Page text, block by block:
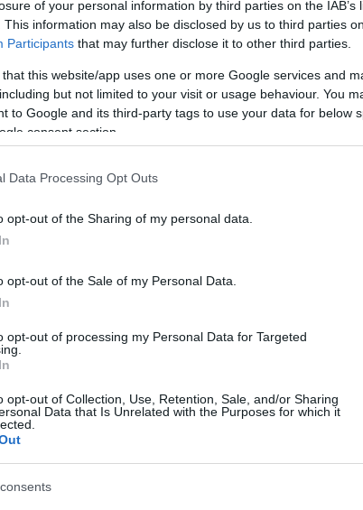
of your personal information by third parties on the IAB’s
This information may also be disclosed by us to third parties
Participants that may further disclose it to other third parties.
that this website/app uses one or more Google services and
but not limited to your visit or usage behaviour. You
to Google and its third-party tags to use your data for below
consent section.
Data Processing Opt Outs
opt-out of the Sharing of my personal data.
opt-out of the Sale of my Personal Data.
opt-out of processing my Personal Data for Targeted
opt-out of Collection, Use, Retention, Sale, and/or Sharing
Data that Is Unrelated with the Purposes for which it
que no aguante mucho en Youtube, que ya sabéis
estas cosas, así que aprovechad y mirad como
apañado para poner a la pobrecita de
tiene ombligo!) Cada uno se divierte como quiere,
pensar en que hagan lo mismo con Blanka o
pero podéis ver el parche en acción